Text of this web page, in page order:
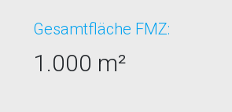
Gesamtfläche FMZ:
1.000 m²